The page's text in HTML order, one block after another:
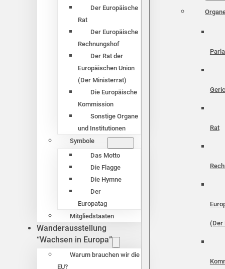
Der Europäische
Rat
Der Europäische
Rechnungshof
Der Rat der
Europäischen Union
(Der Ministerrat)
Die Europäische
Kommission
Sonstige Organe
und Institutionen
Symbole
Das Motto
Die Flagge
Die Hymne
Der
Europatag
Mitgliedstaaten
Wanderausstellung
“Wachsen in Europa”
Warum brauchen wir die
EU?
Rat
(Der